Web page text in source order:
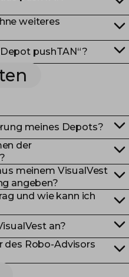
weiteres
pushTAN“?
meines Depots?
der
meinem VisualVest
angeben?
und wie kann ich
an?
des Robo-Advisors